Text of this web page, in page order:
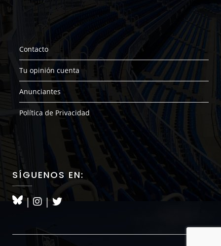
Contacto
Tu opinión cuenta
Anunciantes
Política de Privacidad
SÍGUENOS EN:
| |